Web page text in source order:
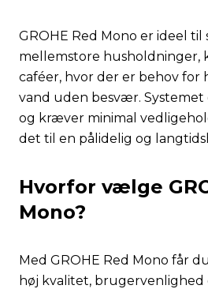
GROHE Red Mono er ideel til
mellemstore husholdninger,
caféer, hvor der er behov
vand uden besvær. Systemet
og kræver minimal
det til en pålidelig og
Hvorfor vælge
Mono?
Med GROHE Red Mono får
høj kvalitet, brugervenlighed